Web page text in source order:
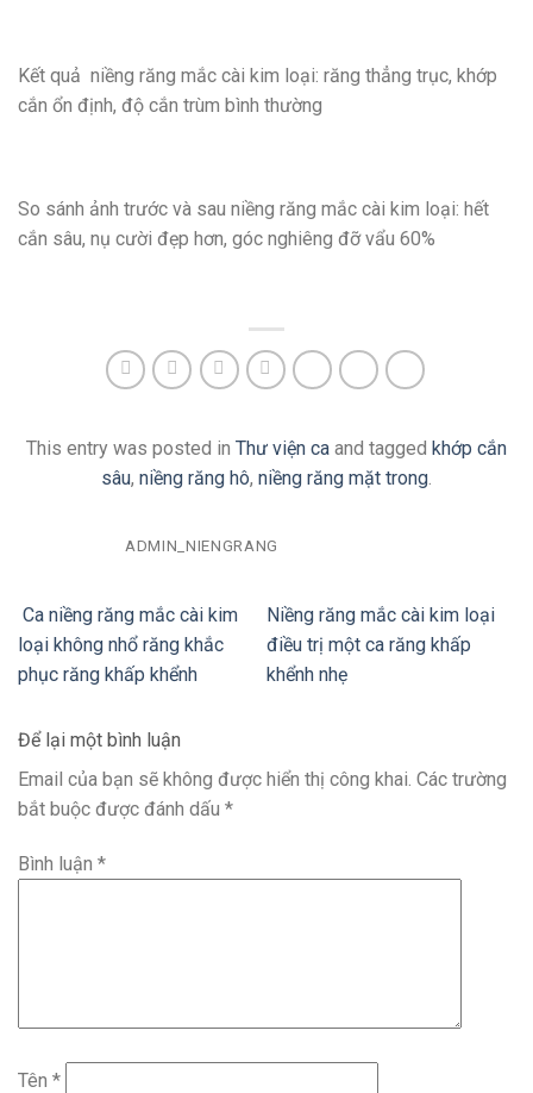
Kết quả niềng răng mắc cài kim loại: răng thẳng trục, khớp
cắn ổn định, độ cắn trùm bình thường
So sánh ảnh trước và sau niềng răng mắc cài kim loại: hết
cắn sâu, nụ cười đẹp hơn, góc nghiêng đỡ vẩu 60%
This entry was posted in Thư viện ca and tagged khớp cắn
sâu, niềng răng hô, niềng răng mặt trong.
ADMIN_NIENGRANG
Ca niềng răng mắc cài kim
loại không nhổ răng khắc
phục răng khấp khểnh
Niềng răng mắc cài kim loại
điều trị một ca răng khấp
khểnh nhẹ
Để lại một bình luận
Email của bạn sẽ không được hiển thị công khai. Các trường
bắt buộc được đánh dấu *
Bình luận *
Tên *